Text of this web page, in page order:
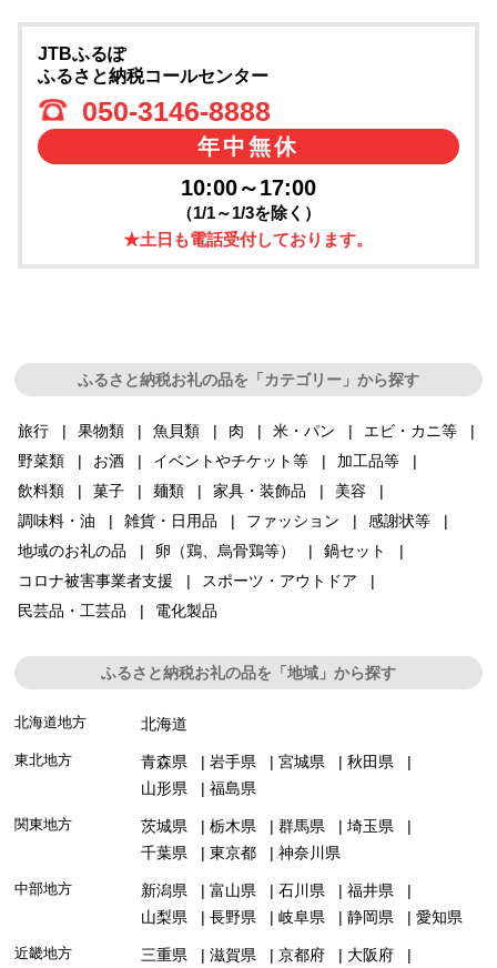
JTBふるぽ
ふるさと納税コールセンター
050-3146-8888
年中無休
10:00～17:00
（1/1～1/3を除く）
★土日も電話受付しております。
ふるさと納税お礼の品を「カテゴリー」から探す
旅行 果物類 魚貝類 肉 米・パン
エビ・カニ等
野菜類
お酒 イベントやチケット等
加工品等
飲料類
菓子 麺類 家具・装飾品
美容
調味料・油
雑貨・日用品 ファッション
感謝状等
地域のお礼の品
卵（鶏、烏骨鶏等）
鍋セット
コロナ被害事業者支援
スポーツ・アウトドア
民芸品・工芸品
電化製品
ふるさと納税お礼の品を「地域」から探す
北海道地方 北海道
東北地方 青森県 岩手県 宮城県
秋田県
山形県
福島県
関東地方 茨城県 栃木県 群馬県
埼玉県
千葉県
東京都 神奈川県
中部地方 新潟県 富山県 石川県
福井県
山梨県
長野県 岐阜県 静岡県 愛知県
近畿地方 三重県 滋賀県 京都府
大阪府